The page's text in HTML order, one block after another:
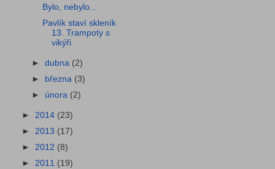
Bylo, nebylo...
Pavlík staví skleník
13. Trampoty s
vikýři
►dubna (2)
►
března (3)
► února (2)
► 2014 (23)
► 2013 (17)
► 2012 (8)
► 2011 (19)